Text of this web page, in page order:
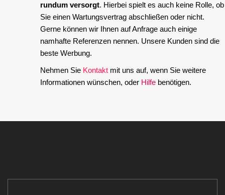
rundum versorgt. Hierbei spielt es auch keine Rolle, ob
Sie einen Wartungsvertrag abschließen oder nicht.
Gerne können wir Ihnen auf Anfrage auch einige
namhafte Referenzen nennen. Unsere Kunden sind die
beste Werbung.
Nehmen Sie Kontakt mit uns auf, wenn Sie weitere
Informationen wünschen, oder Hilfe benötigen.